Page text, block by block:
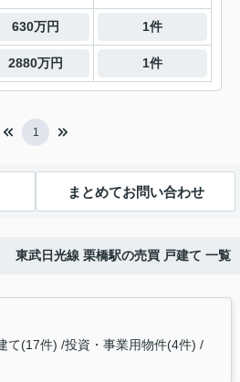
630万円 1件
2880万円 1件
1
まとめてお問い合わせ
東武日光線 栗橋駅の売買 戸建て 一覧
て(17件) 投資・事業用物件(4件)